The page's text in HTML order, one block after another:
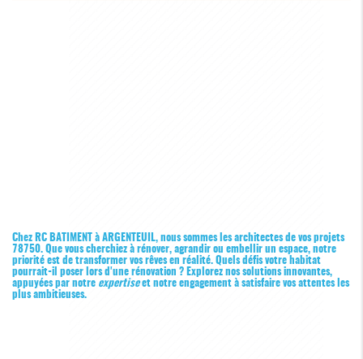
Chez RC BATIMENT à ARGENTEUIL, nous sommes les architectes de vos projets
78750. Que vous cherchiez à rénover, agrandir ou embellir un espace, notre
priorité est de transformer vos rêves en réalité. Quels défis votre habitat
pourrait-il poser lors d'une rénovation ? Explorez nos solutions innovantes,
appuyées par notre expertiseet notre engagement à satisfaire vos attentes les
plus ambitieuses.